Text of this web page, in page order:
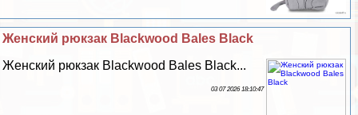
Женский рюкзак Blackwood Bales Black
Женский рюкзак Blackwood Bales Black...
03 07 2026 18:10:47